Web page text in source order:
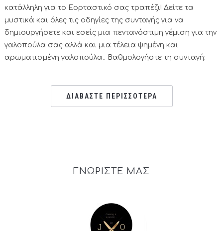
κατάλληλη για το Εορταστικό σας τραπέζι! Δείτε τα
μυστικά και όλες τις οδηγίες της συνταγής για να
δημιουργήσετε και εσείς μια πεντανόστιμη γέμιση για την
γαλοπούλα σας αλλά και μια τέλεια ψημένη και
αρωματισμένη γαλοπούλα.. Βαθμολογήστε τη συνταγή:
ΔΙΑΒΑΣΤΕ ΠΕΡΙΣΣΟΤΕΡΑ
ΓΝΩΡΙΣΤΕ ΜΑΣ